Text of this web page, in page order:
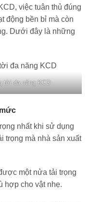
việc tuân thủ đúng
động bền bỉ mà còn
Dưới đây là những
tời đa năng KCD
nhất khi sử dụng
trọng mà nhà sản xuất
một nửa tải trọng
hợp cho vật nhẹ.